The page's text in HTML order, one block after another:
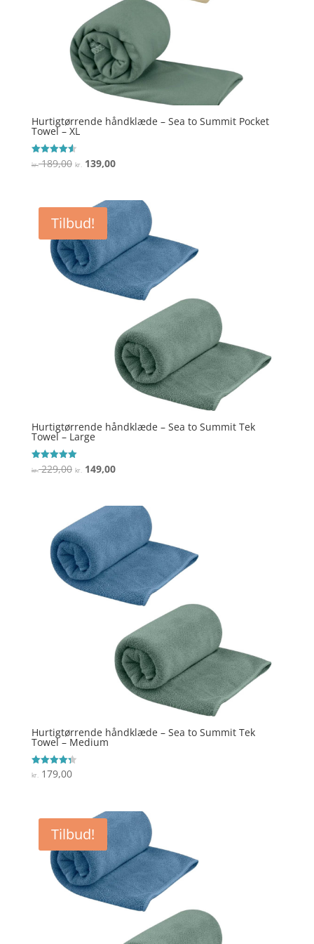
Hurtigtørrende håndklæde – Sea to Summit Pocket
Towel – XL
Vurderet
4.6
kr.189,00 Den
var:
kr. 189,00.
kr.139,00Den
er:
kr. 139,00.
Tilbud!
Hurtigtørrende håndklæde – Sea to Summit Tek
Towel – Large
Vurderet
5
kr.229,00 Den
var:
kr. 229,00.
kr. 149,00Den
er:
kr. 149,00.
Hurtigtørrende håndklæde – Sea to Summit Tek
Towel – Medium
Vurderet
4.3
kr.179,00
Tilbud!